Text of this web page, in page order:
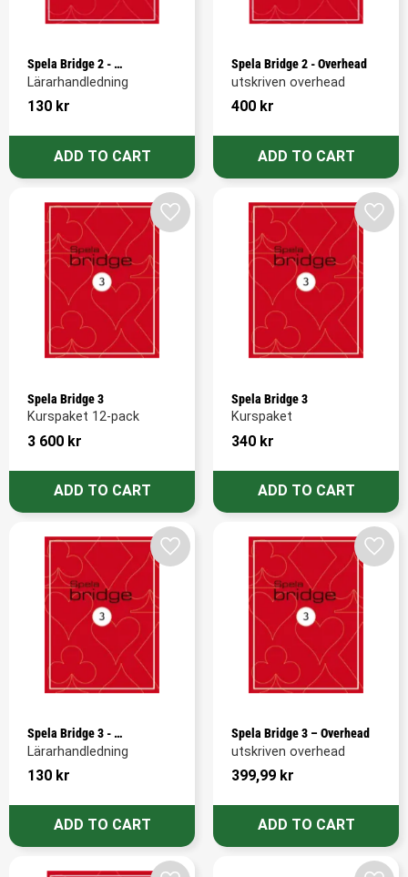
Spela Bridge 2 -
Lärarhandledning
Lärarhandledning
130 kr
Spela Bridge 2 - Overhead
utskriven overhead
400 kr
Spela Bridge 3
Kurspaket 12-pack
3 600 kr
Add to favorites
Spela Bridge 3
Kurspaket
340 kr
Add
Spela Bridge 3 -
Lärarhandledning
Lärarhandledning
130 kr
Add to favorites
Spela Bridge 3 – Overhead
utskriven overhead
399,99 kr
Add